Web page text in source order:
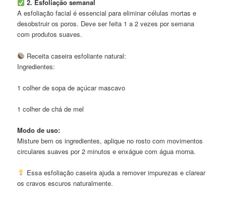
2. Esfoliação semanal
A esfoliação facial é essencial para eliminar células mortas e
desobstruir os poros. Deve ser feita 1 a 2 vezes por semana
com produtos suaves.
Receita caseira esfoliante natural:
Ingredientes:
1 colher de sopa de açúcar mascavo
1 colher de chá de mel
Modo de uso:
Misture bem os ingredientes, aplique no rosto com movimentos
circulares suaves por 2 minutos e enxágue com água morna.
Essa esfoliação caseira ajuda a remover impurezas e clarear
os cravos escuros naturalmente.